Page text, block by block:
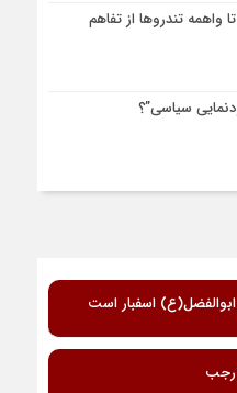
واهمه تندروها از تفاهم
سیاسی”؟
اسفبار است